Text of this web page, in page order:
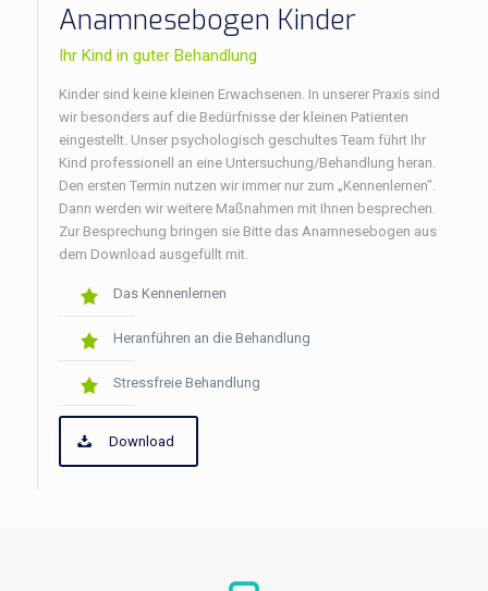
Anamnesebogen Kinder
Ihr Kind in guter Behandlung
Kinder sind keine kleinen Erwachsenen. In unserer Praxis sind
wir besonders auf die Bedürfnisse der kleinen Patienten
eingestellt. Unser psychologisch geschultes Team führt Ihr
Kind professionell an eine Untersuchung/Behandlung heran.
Den ersten Termin nutzen wir immer nur zum „Kennenlernen".
Dann werden wir weitere Maßnahmen mit Ihnen besprechen.
Zur Besprechung bringen sie Bitte das Anamnesebogen aus
dem Download ausgefüllt mit.
Das Kennenlernen
Heranführen an die Behandlung
Stressfreie Behandlung
Download